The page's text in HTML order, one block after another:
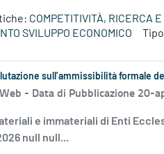
COMPETITIVITÀ, RICERCA
SVILUPPO ECONOMICO
sull’ammissibilità formale
- Data di Pubblicazione 20-
e immateriali di Enti
null null...